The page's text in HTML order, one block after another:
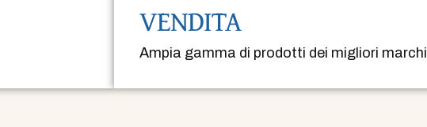
VENDITA
Ampia gamma di prodotti dei migliori marchi